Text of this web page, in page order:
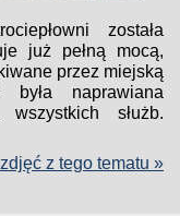
została
już pełną mocą,
przez miejską
była naprawiana
służb.
z tego tematu »